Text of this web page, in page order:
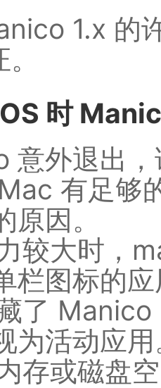
1.x 的
时
意外退出
有足够
因。
较大时，
栏图标的
了
为活动应
存或磁盘